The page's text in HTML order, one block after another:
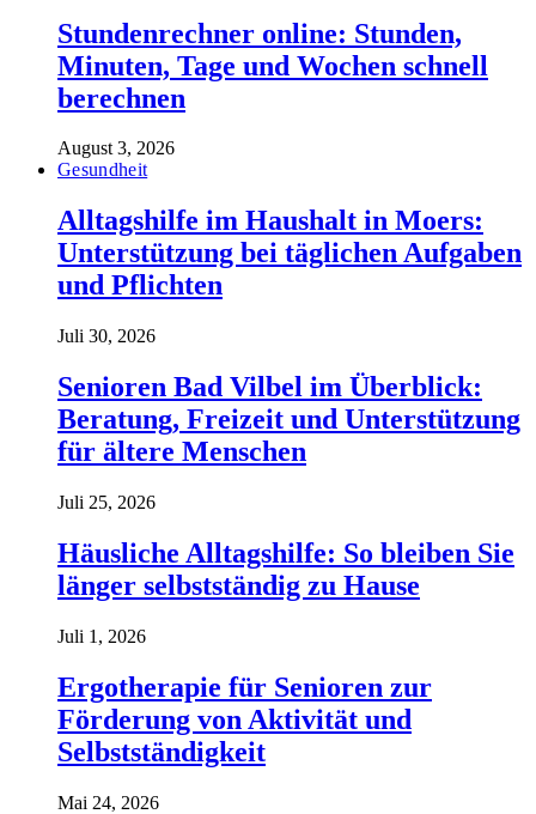
Stundenrechner online: Stunden,
Minuten, Tage und Wochen schnell
berechnen
August 3, 2026
Gesundheit
Alltagshilfe im Haushalt in Moers:
Unterstützung bei täglichen Aufgaben
und Pflichten
Juli 30, 2026
Senioren Bad Vilbel im Überblick:
Beratung, Freizeit und Unterstützung
für ältere Menschen
Juli 25, 2026
Häusliche Alltagshilfe: So bleiben Sie
länger selbstständig zu Hause
Juli 1, 2026
Ergotherapie für Senioren zur
Förderung von Aktivität und
Selbstständigkeit
Mai 24, 2026